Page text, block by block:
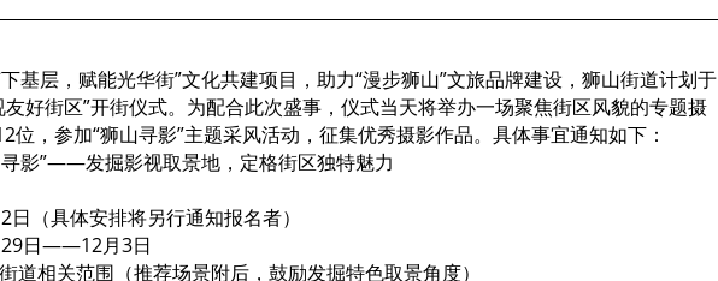
基层，赋能光华街”文化共建项目，助力“漫步狮山”文旅品牌建设，狮山街道计划于
友好街区”开街仪式。为配合此次盛事，仪式当天将举办一场聚焦街区风貌的专题摄
位，参加“狮山寻影”主题采风活动，征集优秀摄影作品。具体事宜通知如下：
寻影”——发掘影视取景地，定格街区独特魅力
（具体安排将另行通知报名者）
日——12月3日
道相关范围（推荐场景附后，鼓励发掘特色取景角度）